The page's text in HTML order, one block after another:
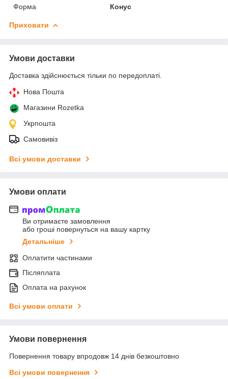
Форма
Конус
Приховати
Умови доставки
Доставка здійснюється тільки по передоплаті.
Нова Пошта
Магазини Rozetka
Укрпошта
Самовивіз
Всі умови доставки
Умови оплати
Ви отримаєте замовлення
або гроші повернуться на вашу картку
Детальніше
Оплатити частинами
Післяплата
Оплата на рахунок
Всі умови оплати
Умови повернення
Повернення товару впродовж 14 днів безкоштовно
Всі умови повернення